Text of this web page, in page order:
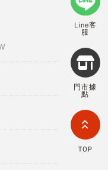
Line客
服
門市據
點
TOP